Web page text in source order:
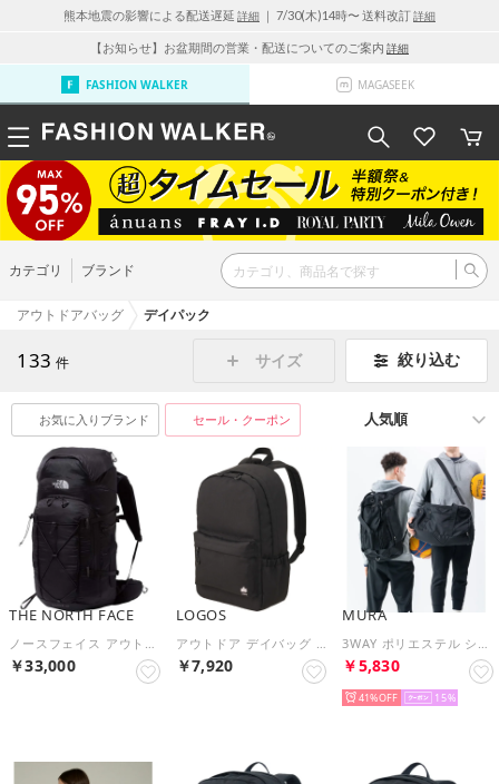
熊本地震の影響による配送遅延 詳細 ｜ 7/30(木)14時〜 送料改訂詳細
【お知らせ】お盆期間の営業・配送についてのご案内 詳細
FASHION WALKER MAGASEEK
カテゴリ ブランド
アウトドアバッグ デイパック
133 件 サイズ 絞り込む
お気に入りブランド セール・クーポン
THE NORTH FACE
￥33,000
LOGOS
￥7,920
MURA
￥5,830
41% 15